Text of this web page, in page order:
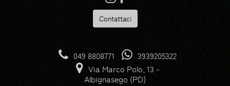
Contattaci
Hedge icons created by
photo3idea_studio - Flaticon
Gloves icons created by
049 8808771
3939205322
Via Marco Polo, 13 -
Albignasego (PD)